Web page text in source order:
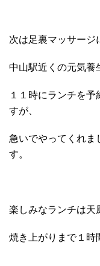
次は足裏マッサージ
中山駅近くの元気養
１１時にランチを
すが、
急いでやってくれま
す。
楽しみなランチは天
焼き上がりまで１時